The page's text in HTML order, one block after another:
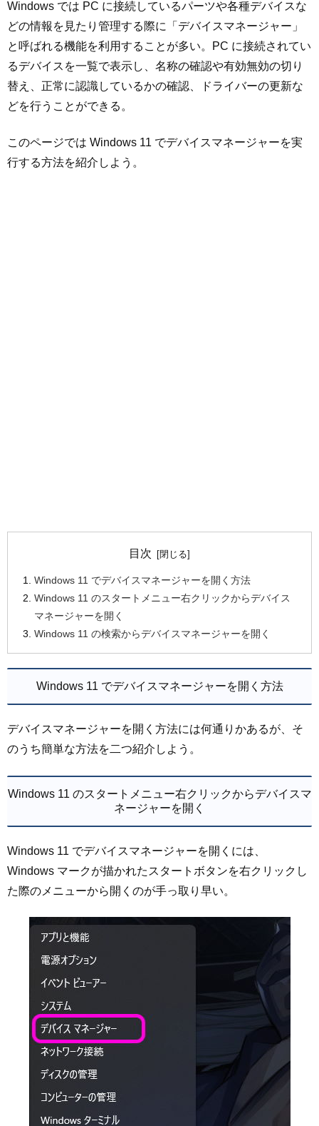
Windows では PC に接続しているパーツや各種デバイスな
どの情報を見たり管理する際に「デバイスマネージャー」
と呼ばれる機能を利用することが多い。PC に接続されてい
るデバイスを一覧で表示し、名称の確認や有効無効の切り
替え、正常に認識しているかの確認、ドライバーの更新な
どを行うことができる。
このページでは Windows 11 でデバイスマネージャーを実
行する方法を紹介しよう。
目次
Windows 11 でデバイスマネージャーを開く方法
Windows 11 のスタートメニュー右クリックからデバイス
マネージャーを開く
Windows 11 の検索からデバイスマネージャーを開く
Windows 11 でデバイスマネージャーを開く方法
デバイスマネージャーを開く方法には何通りかあるが、そ
のうち簡単な方法を二つ紹介しよう。
Windows 11 のスタートメニュー右クリックからデバイスマ
ネージャーを開く
Windows 11 でデバイスマネージャーを開くには、
Windows マークが描かれたスタートボタンを右クリックし
た際のメニューから開くのが手っ取り早い。